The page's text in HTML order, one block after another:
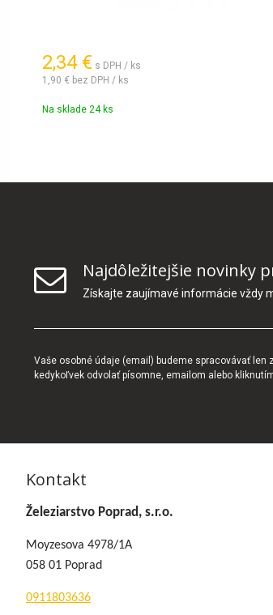
2,34 € s DPH / ks
1,90 € bez DPH / ks
Na sklade 24 ks
Najdôležitejšie novinky
Získajte zaujímavé informácie vždy
Vaše osobné údaje (email) budeme spracovávať
kedykoľvek odvolať písomne, emailom alebo
Kontakt
Železiarstvo Poprad, s.r.o.
Moyzesova 4978/1A
058 01 Poprad
0911803636